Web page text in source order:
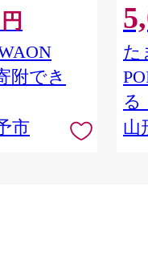
マドンナ お
果物 柑橘 フル
濃厚 果汁 産
オレンジガ
西予市【常
円
附でき
市
も
た
る
山